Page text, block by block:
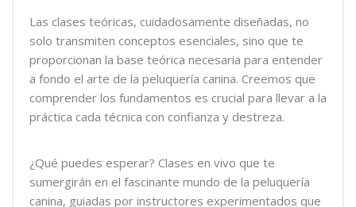
Las clases teóricas, cuidadosamente diseñadas, no
solo transmiten conceptos esenciales, sino que te
proporcionan la base teórica necesaria para entender
a fondo el arte de la peluquería canina. Creemos que
comprender los fundamentos es crucial para llevar a la
práctica cada técnica con confianza y destreza.
¿Qué puedes esperar? Clases en vivo que te
sumergirán en el fascinante mundo de la peluquería
canina, guiadas por instructores experimentados que